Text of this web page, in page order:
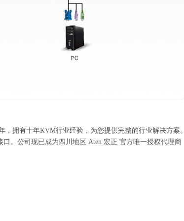
，拥有十年KVM行业经验，为您提供完整的行业解决方案。
口。公司现已成为四川地区 Aten 宏正 官方唯一授权代理商